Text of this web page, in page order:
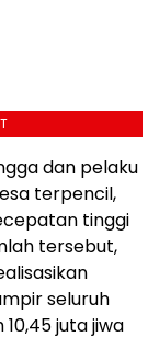
dan pelaku
terpencil,
tinggi
tersebut,
seluruh
juta jiwa